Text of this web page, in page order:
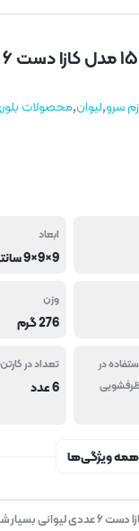
سرو,لیوان,محصولات
ابعاد
9×9×9 سانتی متر
وزن
276 گرم
در
تعداد در
6 عدد
ویژگی‌ها
نیم لیوان لیبی کد ۱۵۲۴۲ مدل کازا دست ۶ عددی